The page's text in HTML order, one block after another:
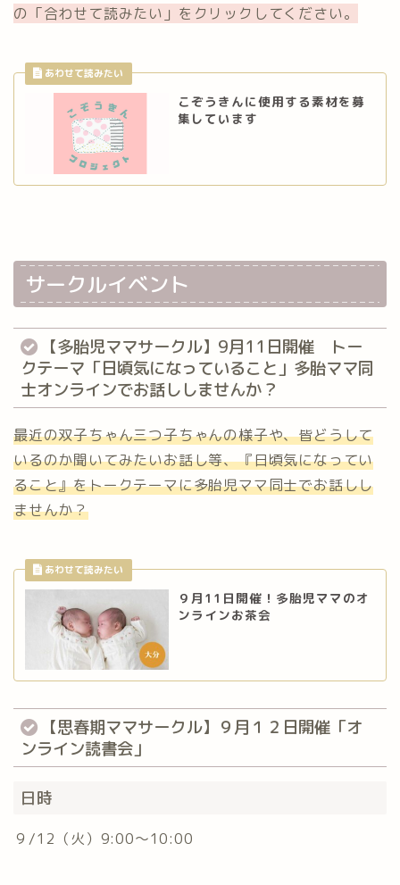
の「合わせて読みたい」をクリックしてください。
こぞうきんに使用する素材を募
集しています
サークルイベント
【多胎児ママサークル】9月11日開催 トー
クテーマ「日頃気になっていること」多胎ママ同
士オンラインでお話ししませんか？
最近の双子ちゃん三つ子ちゃんの様子や、皆どうして
いるのか聞いてみたいお話し等、『日頃気になってい
ること』をトークテーマに多胎児ママ同士でお話しし
ませんか？
９月11日開催！多胎児ママのオ
ンラインお茶会
【思春期ママサークル】９月１２日開催「オ
ンライン読書会」
日時
９/12（火）9:00〜10:00